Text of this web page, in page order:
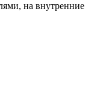
на внутренние